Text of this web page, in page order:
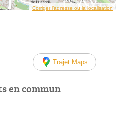
Corriger l’adresse ou la localisation
Trajet Maps
en commun